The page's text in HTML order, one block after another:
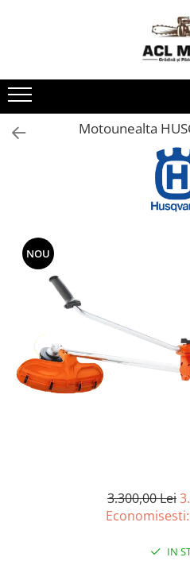
Acumulatori
Aparat gard electric
Canistre
Motoferastrau Acumulator
Accesorii Motoferastraie
Vasilina
Kituri Ascutire
Pila Lant
Role Lant
Sine
Motounealta
NOU
3.300,00 Lei
Economisesti:
IN